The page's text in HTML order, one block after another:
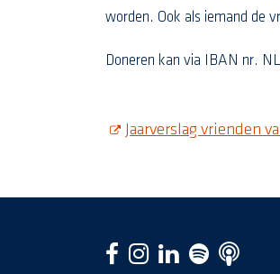
worden. Ook als iemand de
Doneren kan via IBAN nr.
opent deze pdf in een nieuw
Jaarverslag vrienden